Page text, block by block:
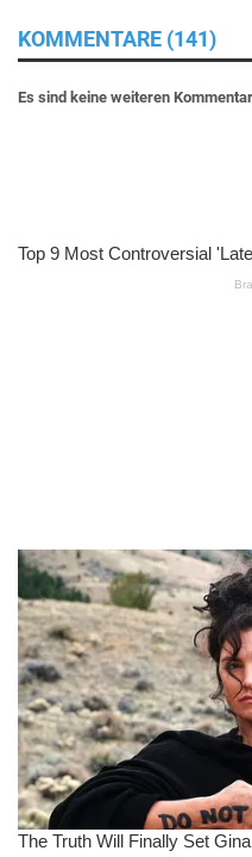
KOMMENTARE (141)
Es sind keine weiteren